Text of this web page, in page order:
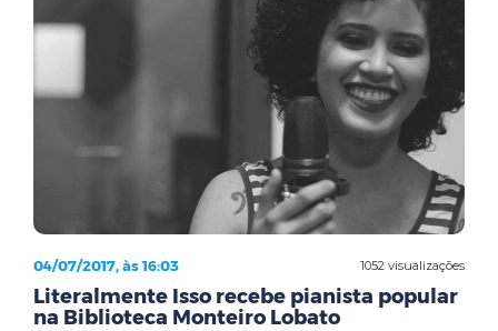
1052 visualizações
04/07/2017, às 16:03
Literalmente Isso recebe pianista popular
na Biblioteca Monteiro Lobato